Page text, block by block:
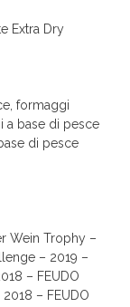
Extra Dry
formaggi
a base di pesce
di pesce
Wein Trophy –
– 2019 –
– FEUDO
– FEUDO